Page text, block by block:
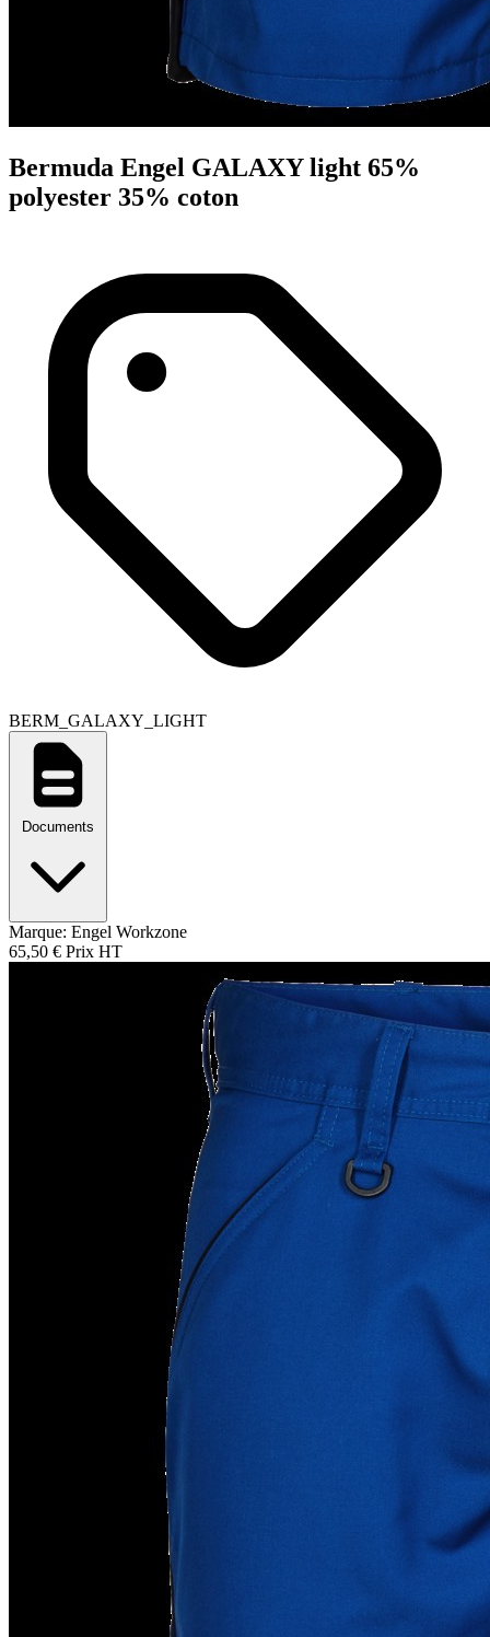
Bermuda Engel GALAXY light 65%
polyester 35% coton
BERM_GALAXY_LIGHT
Documents
Marque: Engel Workzone
65,50 € Prix HT